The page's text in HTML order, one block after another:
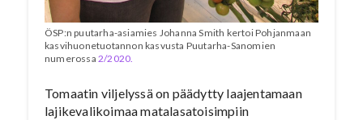
ÖSP:n puutarha-asiamies Johanna Smith kertoi Pohjanmaan
kasvihuonetuotannon kasvusta Puutarha-Sanomien
numerossa 2/2020.
Tomaatin viljelyssä on päädytty laajentamaan
lajikevalikoimaa matalasatoisimpiin